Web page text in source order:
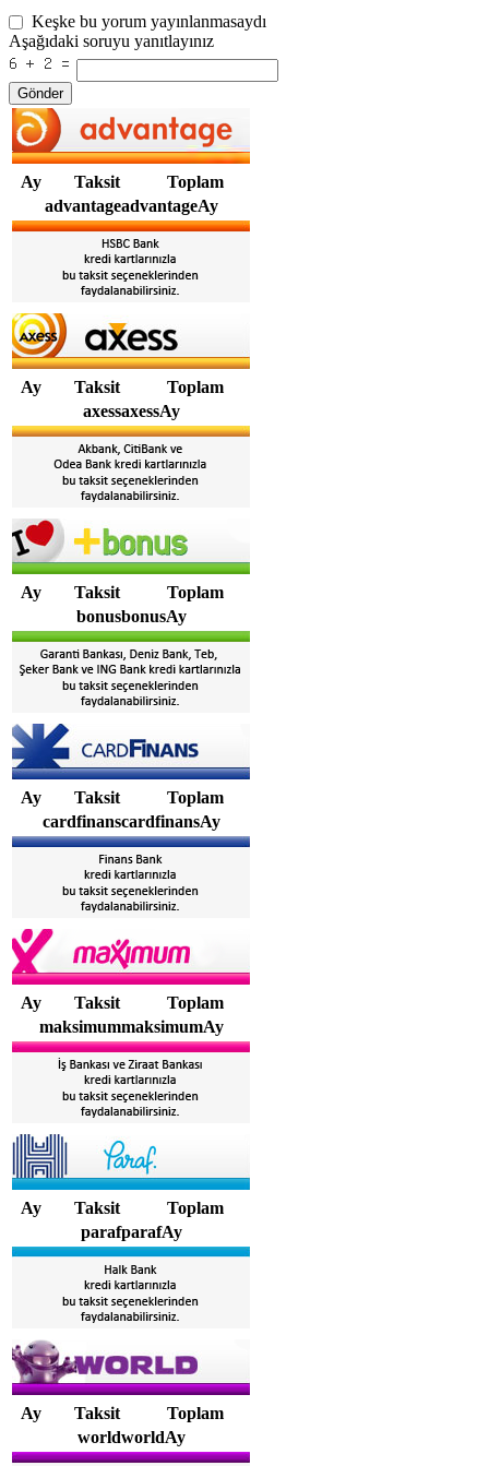
Keşke bu yorum yayınlanmasaydı
Aşağıdaki soruyu yanıtlayınız
Gönder
Ay Taksit
Toplam
advantageadvantageAy
Ay Taksit
Toplam
axessaxessAy
Ay Taksit
Toplam
bonusbonusAy
Ay Taksit
Toplam
cardfinanscardfinansAy
Ay Taksit
Toplam
maksimummaksimumAy
Ay Taksit
Toplam
parafparafAy
Ay Taksit
Toplam
worldworldAy